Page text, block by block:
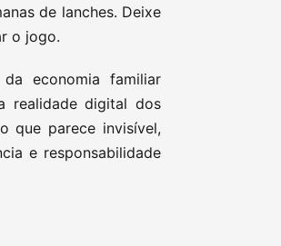
de lanches. Deixe
o jogo.
economia familiar
realidade digital dos
que parece invisível,
e responsabilidade